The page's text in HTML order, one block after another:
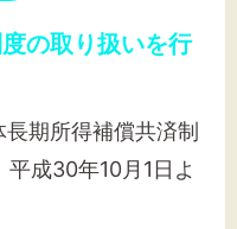
の取り扱いを行
期所得補償共済制
成30年10月1日よ